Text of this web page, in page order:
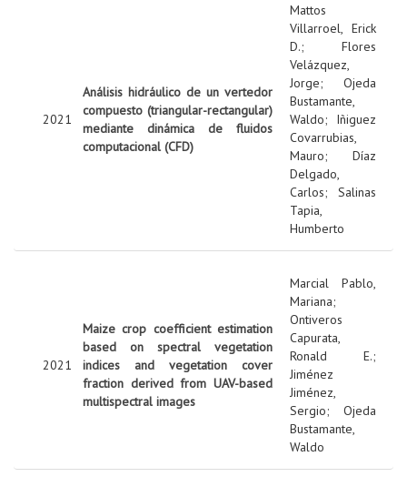
2021
Análisis hidráulico de un vertedor
compuesto (triangular-rectangular)
mediante dinámica de fluidos
computacional (CFD)
Mattos
Villarroel, Erick
D.; Flores
Velázquez,
Jorge; Ojeda
Bustamante,
Waldo; Iñiguez
Covarrubias,
Mauro; Díaz
Delgado,
Carlos; Salinas
Tapia,
Humberto
2021
Maize crop coefficient estimation
based on spectral vegetation
indices and vegetation cover
fraction derived from UAV-based
multispectral images
Marcial Pablo,
Mariana;
Ontiveros
Capurata,
Ronald E.;
Jiménez
Jiménez,
Sergio; Ojeda
Bustamante,
Waldo